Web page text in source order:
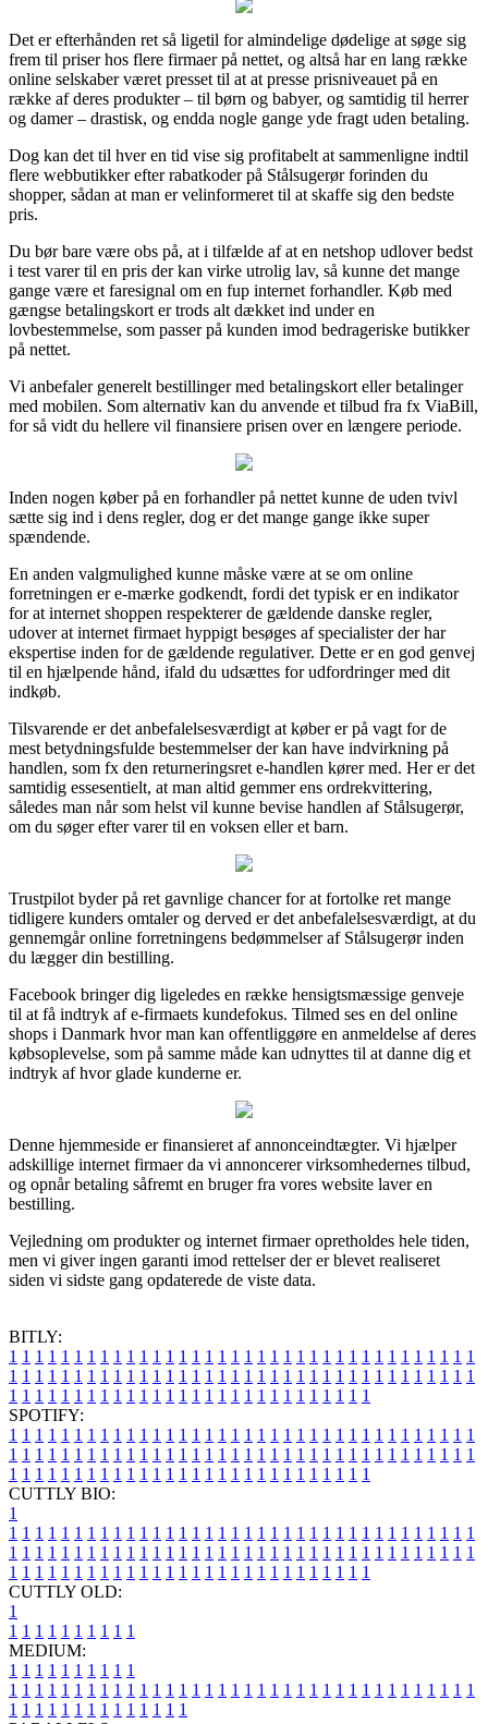
Det er efterhånden ret så ligetil for almindelige dødelige at søge sig
frem til priser hos flere firmaer på nettet, og altså har en lang række
online selskaber været presset til at at presse prisniveauet på en
række af deres produkter – til børn og babyer, og samtidig til herrer
og damer – drastisk, og endda nogle gange yde fragt uden betaling.
Dog kan det til hver en tid vise sig profitabelt at sammenligne indtil
flere webbutikker efter rabatkoder på Stålsugerør forinden du
shopper, sådan at man er velinformeret til at skaffe sig den bedste
pris.
Du bør bare være obs på, at i tilfælde af at en netshop udlover bedst
i test varer til en pris der kan virke utrolig lav, så kunne det mange
gange være et faresignal om en fup internet forhandler. Køb med
gængse betalingskort er trods alt dækket ind under en
lovbestemmelse, som passer på kunden imod bedrageriske butikker
på nettet.
Vi anbefaler generelt bestillinger med betalingskort eller betalinger
med mobilen. Som alternativ kan du anvende et tilbud fra fx ViaBill,
for så vidt du hellere vil finansiere prisen over en længere periode.
Inden nogen køber på en forhandler på nettet kunne de uden tvivl
sætte sig ind i dens regler, dog er det mange gange ikke super
spændende.
En anden valgmulighed kunne måske være at se om online
forretningen er e-mærke godkendt, fordi det typisk er en indikator
for at internet shoppen respekterer de gældende danske regler,
udover at internet firmaet hyppigt besøges af specialister der har
ekspertise inden for de gældende regulativer. Dette er en god genvej
til en hjælpende hånd, ifald du udsættes for udfordringer med dit
indkøb.
Tilsvarende er det anbefalelsesværdigt at køber er på vagt for de
mest betydningsfulde bestemmelser der kan have indvirkning på
handlen, som fx den returneringsret e-handlen kører med. Her er det
samtidig essesentielt, at man altid gemmer ens ordrekvittering,
således man når som helst vil kunne bevise handlen af Stålsugerør,
om du søger efter varer til en voksen eller et barn.
Trustpilot byder på ret gavnlige chancer for at fortolke ret mange
tidligere kunders omtaler og derved er det anbefalelsesværdigt, at du
gennemgår online forretningens bedømmelser af Stålsugerør inden
du lægger din bestilling.
Facebook bringer dig ligeledes en række hensigtsmæssige genveje
til at få indtryk af e-firmaets kundefokus. Tilmed ses en del online
shops i Danmark hvor man kan offentliggøre en anmeldelse af deres
købsoplevelse, som på samme måde kan udnyttes til at danne dig et
indtryk af hvor glade kunderne er.
Denne hjemmeside er finansieret af annonceindtægter. Vi hjælper
adskillige internet firmaer da vi annoncerer virksomhedernes tilbud,
og opnår betaling såfremt en bruger fra vores website laver en
bestilling.
Vejledning om produkter og internet firmaer opretholdes hele tiden,
men vi giver ingen garanti imod rettelser der er blevet realiseret
siden vi sidste gang opdaterede de viste data.
BITLY:
1 1 1 1 1 1 1 1 1 1 1 1 1 1 1 1 1 1 1 1 1 1 1 1 1 1 1 1 1 1 1 1 1 1 1 1
1 1 1 1 1 1 1 1 1 1 1 1 1 1 1 1 1 1 1 1 1 1 1 1 1 1 1 1 1 1 1 1 1 1 1 1
1 1 1 1 1 1 1 1 1 1 1 1 1 1 1 1 1 1 1 1 1 1 1 1 1 1 1 1
SPOTIFY:
1 1 1 1 1 1 1 1 1 1 1 1 1 1 1 1 1 1 1 1 1 1 1 1 1 1 1 1 1 1 1 1 1 1 1 1
1 1 1 1 1 1 1 1 1 1 1 1 1 1 1 1 1 1 1 1 1 1 1 1 1 1 1 1 1 1 1 1 1 1 1 1
1 1 1 1 1 1 1 1 1 1 1 1 1 1 1 1 1 1 1 1 1 1 1 1 1 1 1 1
CUTTLY BIO:
1
1 1 1 1 1 1 1 1 1 1 1 1 1 1 1 1 1 1 1 1 1 1 1 1 1 1 1 1 1 1 1 1 1 1 1 1
1 1 1 1 1 1 1 1 1 1 1 1 1 1 1 1 1 1 1 1 1 1 1 1 1 1 1 1 1 1 1 1 1 1 1 1
1 1 1 1 1 1 1 1 1 1 1 1 1 1 1 1 1 1 1 1 1 1 1 1 1 1 1 1
CUTTLY OLD:
1
1 1 1 1 1 1 1 1 1 1
MEDIUM:
1 1 1 1 1 1 1 1 1 1
1 1 1 1 1 1 1 1 1 1 1 1 1 1 1 1 1 1 1 1 1 1 1 1 1 1 1 1 1 1 1 1 1 1 1 1
1 1 1 1 1 1 1 1 1 1 1 1 1 1